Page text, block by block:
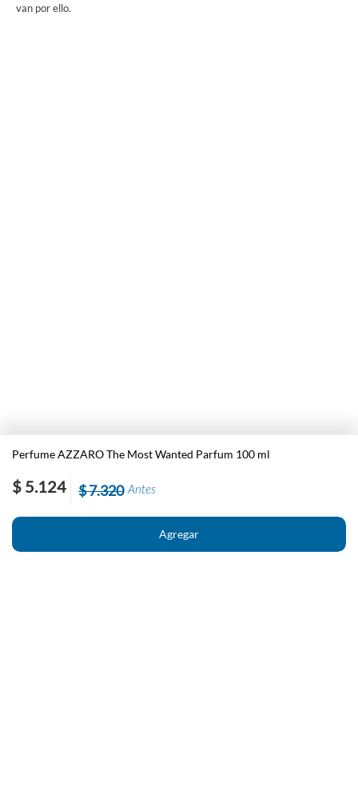
Perfume AZZARO The Most Wanted Parfum 100 ml
$ 5.124 Antes
$ 7.320
van por ello.